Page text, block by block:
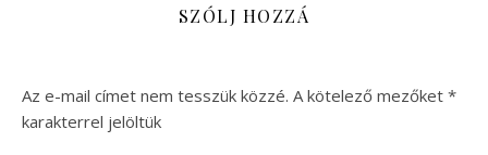
SZÓLJ HOZZÁ
Az e-mail címet nem tesszük közzé. A kötelező mezőket *
karakterrel jelöltük